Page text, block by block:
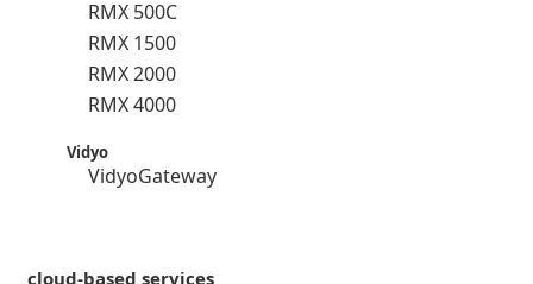
RMX 500C
RMX 1500
RMX 2000
RMX 4000
Vidyo
VidyoGateway
cloud-based services